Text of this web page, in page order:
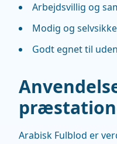
Arbejdsvillig og
Modig og
Godt egnet til
Arabisk Fulblod er